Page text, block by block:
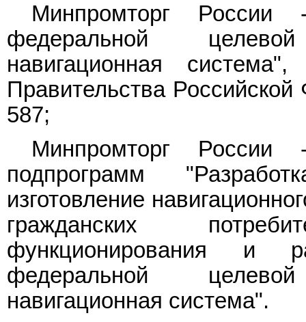
Минпромторг России
федеральной
навигационная
Правительства Российской
587;
Минпромторг России
подпрограмм
изготовление
гражданских
функционирования и
федеральной
навигационная система".